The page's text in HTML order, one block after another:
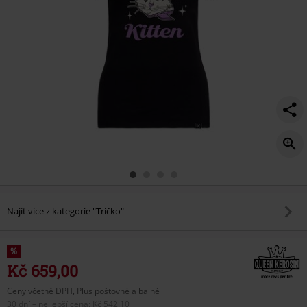
Najít více z kategorie "Tričko"
%
Kč 659,00
Ceny včetně DPH, Plus poštovné a balné
30 dní – nejlepší cena
Kč 542,10